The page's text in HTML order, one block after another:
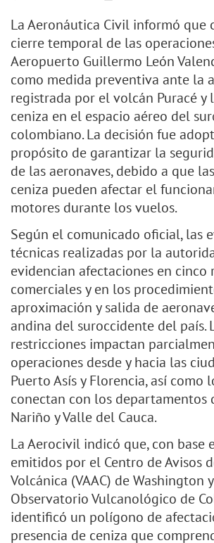
La Aeronáutica Civil informó que
cierre temporal de las
Aeropuerto Guillermo León
como medida preventiva ante la
registrada por el volcán Puracé y
ceniza en el espacio aéreo del
colombiano. La decisión fue
propósito de garantizar la
de las aeronaves, debido a que
ceniza pueden afectar el
motores durante los vuelos.
Según el comunicado oficial, las
técnicas realizadas por la
evidencian afectaciones en cinco
comerciales y en los
aproximación y salida de
andina del suroccidente del país.
restricciones impactan
operaciones desde y hacia las
Puerto Asís y Florencia, así como
conectan con los departamentos
Nariño y Valle del Cauca.
La Aerocivil indicó que, con base
emitidos por el Centro de Avisos
Volcánica (VAAC) de Washington
Observatorio Vulcanológico de
identificó un polígono de
presencia de ceniza que